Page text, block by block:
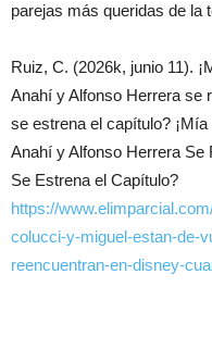
parejas más queridas de la
Ruiz, C. (2026k, junio 11).
Anahí y Alfonso Herrera se
se estrena el capítulo?
Anahí y Alfonso Herrera
Se Estrena el Capítulo?
https://
colucci-y-miguel-estan-de-
reencuentran-en-disney-